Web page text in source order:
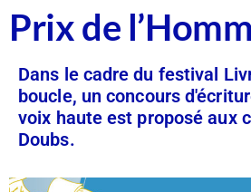
Prix de
Dans le cadre du festival
boucle, un concours
voix haute est proposé aux
Doubs.